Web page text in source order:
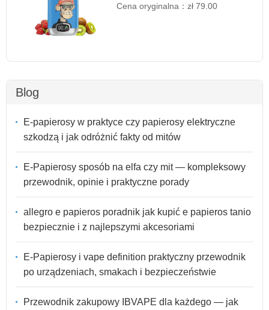
Cena oryginalna：zł 79.00
Blog
E-papierosy w praktyce czy papierosy elektryczne
szkodzą i jak odróżnić fakty od mitów
E-Papierosy sposób na elfa czy mit — kompleksowy
przewodnik, opinie i praktyczne porady
allegro e papieros poradnik jak kupić e papieros tanio
bezpiecznie i z najlepszymi akcesoriami
E-Papierosy i vape definition praktyczny przewodnik
po urządzeniach, smakach i bezpieczeństwie
Przewodnik zakupowy IBVAPE dla każdego — jak